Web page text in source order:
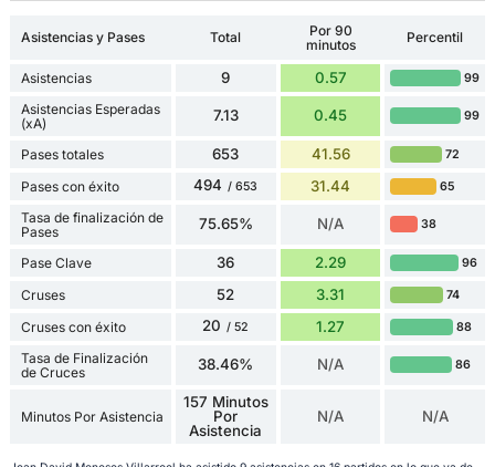
Asistencias y Pases Total
Por 90
minutos
Percentil
Asistencias 9 0.57 99
Asistencias Esperadas
(xA)
7.13 0.45 99
Pases totales 653 41.56 72
Pases con éxito 494 / 653 31.44 65
Tasa de finalización de
Pases
75.65% N/A 38
Pase Clave 36 2.29 96
Cruses 52 3.31 74
Cruses con éxito 20 / 52 1.27 88
Tasa de Finalización
de Cruces
38.46% N/A 86
Minutos Por Asistencia
157 Minutos
Por
Asistencia
N/A N/A